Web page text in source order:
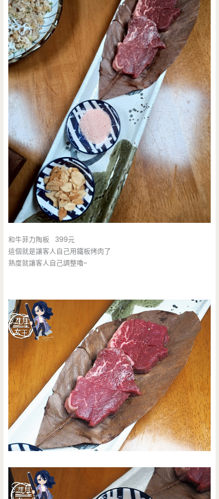
和牛菲力陶板 399元
這個就是讓客人自己用鐵板烤肉了
熟度就讓客人自己調整嚕~